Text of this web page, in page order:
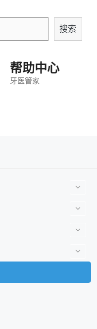
搜索
帮助中心
牙医管家